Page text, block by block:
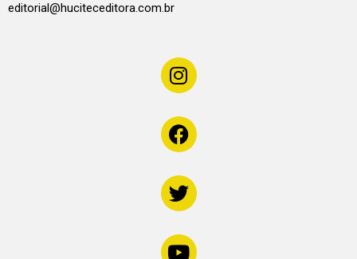
editorial@huciteceditora.com.br